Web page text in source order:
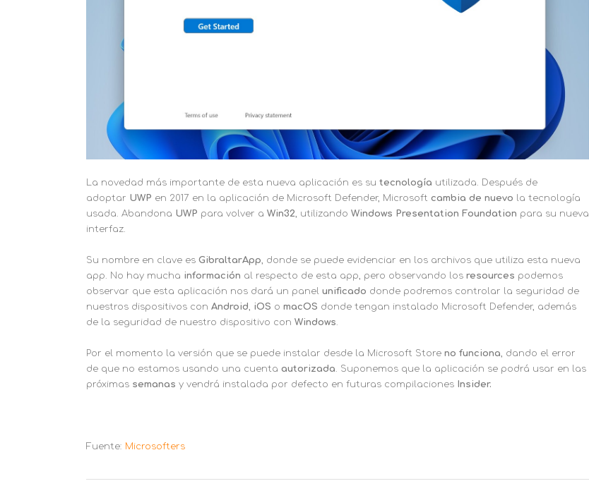
La novedad más importante de esta nueva aplicación es su tecnología utilizada. Después de
adoptar UWP en 2017 en la aplicación de Microsoft Defender, Microsoft cambia de nuevo la tecnología
usada. Abandona UWP para volver a Win32 , utilizando Windows Presentation Foundation para su nueva
interfaz.
Su nombre en clave es GibraltarApp , donde se puede evidenciar en los archivos que utiliza esta nueva
app. No hay mucha información al respecto de esta app, pero observando los resources podemos
observar que esta aplicación nos dará un panel unificado donde podremos controlar la seguridad de
nuestros dispositivos con Android iOS o macOS donde tengan instalado Microsoft Defender, además
de la seguridad de nuestro dispositivo con Windows
Por el momento la versión que se puede instalar desde la Microsoft Store no funciona , dando el error
de que no estamos usando una cuenta autorizada . Suponemos que la aplicación se podrá usar en las
próximas semanas y vendrá instalada por defecto en futuras compilaciones Insider.
Fuente: Microsofters